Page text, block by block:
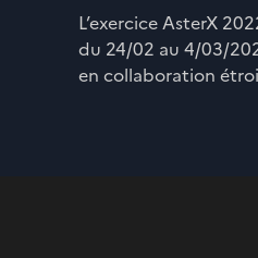
L’exercice AsterX
du 24/02 au 4/03/
en collaboration